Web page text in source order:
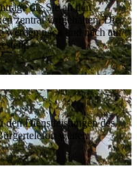
die Sie an den
zentral vorgehalten. Die
werden nach und nach auf
Dienstleistungen des
weiter.